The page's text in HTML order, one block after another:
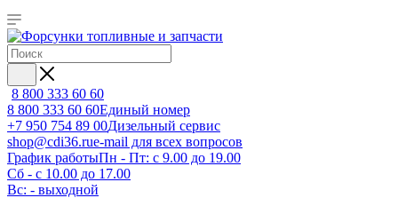
8 800 333 60 60
8 800 333 60 60Единый номер
+7 950 754 89 00Дизельный сервис
shop@cdi36.rue-mail для всех вопросов
График работыПн - Пт: с 9.00 до 19.00
Сб - с 10.00 до 17.00
Вс: - выходной